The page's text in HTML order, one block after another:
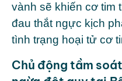
vành sẽ khiến cơ tim
đau thắt ngực kịch
tình trạng hoại tử cơ
Chủ động tầm